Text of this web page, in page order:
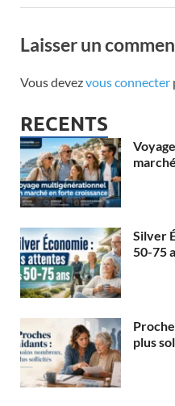
Laisser un
Vous devezvous connecter
RECENTS
Silver
50-75
plus